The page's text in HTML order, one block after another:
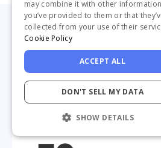
may combine it with other
you’ve provided to them or that
collected from your use of their
Cookie Policy
ACCEPT ALL
DON'T SELL MY DATA
SHOW DETAILS